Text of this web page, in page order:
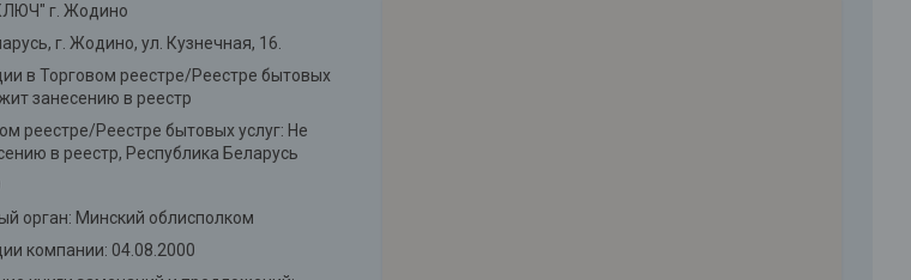
г. Жодино
г. Жодино, ул. Кузнечная, 16.
в Торговом реестре/Реестре бытовых
занесению в реестр
реестре/Реестре бытовых услуг: Не
в реестр, Республика Беларусь
орган: Минский облисполком
компании: 04.08.2000